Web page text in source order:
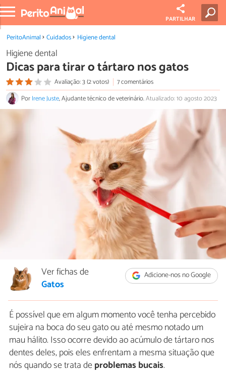
PARTILHAR
PeritoAnimal Cuidados Higiene dental
Higiene dental
Dicas para tirar o tártaro nos gatos
Avaliação: 3 (2 votos)
7 comentários
PorIrene Juste, Ajudante técnico de veterinário.Atualizado: 10 agosto 2023
Adicione-nos no Google
Ver fichas de
Gatos
É possível que em algum momento você tenha percebido
sujeira na boca do seu gato ou até mesmo notado um
mau hálito. Isso ocorre devido ao acúmulo de tártaro nos
dentes deles, pois eles enfrentam a mesma situação que
nós quando se trata deproblemas bucais.